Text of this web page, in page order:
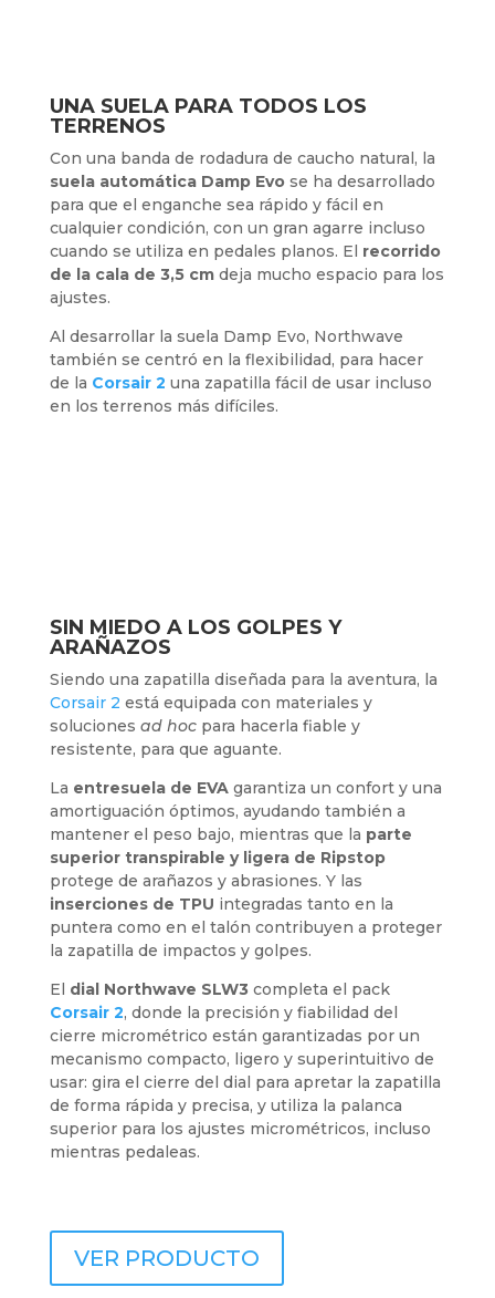
UNA SUELA PARA TODOS LOS
TERRENOS
Con una banda de rodadura de caucho natural, la
suela automática Damp Evose ha desarrollado
para que el enganche sea rápido y fácil en
cualquier condición, con un gran agarre incluso
cuando se utiliza en pedales planos. El recorrido
de la cala de 3,5 cmdeja mucho espacio para los
ajustes.
Al desarrollar la suela Damp Evo, Northwave
también se centró en la flexibilidad, para hacer
de la Corsair 2 una zapatilla fácil de usar incluso
en los terrenos más difíciles.
SIN MIEDO A LOS GOLPES Y
ARAÑAZOS
Siendo una zapatilla diseñada para la aventura, la
Corsair 2 está equipada con materiales y
soluciones ad hocpara hacerla fiable y
resistente, para que aguante.
La entresuela de EVAgarantiza un confort y una
amortiguación óptimos, ayudando también a
mantener el peso bajo, mientras que la parte
superior transpirable y ligera de Ripstop
protege de arañazos y abrasiones. Y las
inserciones de TPU integradas tanto en la
puntera como en el talón contribuyen a proteger
la zapatilla de impactos y golpes.
El dial Northwave SLW3 completa el pack
Corsair 2, donde la precisión y fiabilidad del
cierre micrométrico están garantizadas por un
mecanismo compacto, ligero y superintuitivo de
usar: gira el cierre del dial para apretar la zapatilla
de forma rápida y precisa, y utiliza la palanca
superior para los ajustes micrométricos, incluso
mientras pedaleas.
VER PRODUCTO